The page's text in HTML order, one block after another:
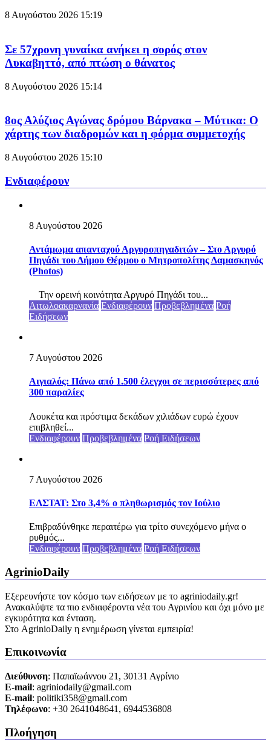
8 Αυγούστου 2026 15:19
Σε 57χρονη γυναίκα ανήκει η σορός στον
Λυκαβηττό, από πτώση ο θάνατος
8 Αυγούστου 2026 15:14
8ος Αλύζιος Αγώνας δρόμου Βάρνακα – Μύτικα: Ο
χάρτης των διαδρομών και η φόρμα συμμετοχής
8 Αυγούστου 2026 15:10
Ενδιαφέρουν
8 Αυγούστου 2026
Αντάμωμα απανταχού Αργυροπηγαδιτών – Στο Αργυρό
Πηγάδι του Δήμου Θέρμου ο Μητροπολίτης Δαμασκηνός
(Photos)
Την ορεινή κοινότητα Αργυρό Πηγάδι του...
Αιτωλοακαρνανία Ενδιαφέρουν Προβεβλημένα Ροή
Ειδήσεων
7 Αυγούστου 2026
Αιγιαλός: Πάνω από 1.500 έλεγχοι σε περισσότερες από
300 παραλίες
Λουκέτα και πρόστιμα δεκάδων χιλιάδων ευρώ έχουν
επιβληθεί...
Ενδιαφέρουν Προβεβλημένα Ροή Ειδήσεων
7 Αυγούστου 2026
ΕΛΣΤΑΤ: Στο 3,4% ο πληθωρισμός τον Ιούλιο
Επιβραδύνθηκε περαιτέρω για τρίτο συνεχόμενο μήνα ο
ρυθμός...
Ενδιαφέρουν Προβεβλημένα Ροή Ειδήσεων
AgrinioDaily
Εξερευνήστε τον κόσμο των ειδήσεων με το agriniodaily.gr!
Ανακαλύψτε τα πιο ενδιαφέροντα νέα του Αγρινίου και όχι μόνο με
εγκυρότητα και ένταση.
Στο AgrinioDaily η ενημέρωση γίνεται εμπειρία!
Επικοινωνία
Διεύθυνση: Παπαϊωάννου 21, 30131 Αγρίνιο
Ε-mail: agriniodaily@gmail.com
Ε-mail: politiki358@gmail.com
Τηλέφωνο: +30 2641048641, 6944536808
Πλοήγηση